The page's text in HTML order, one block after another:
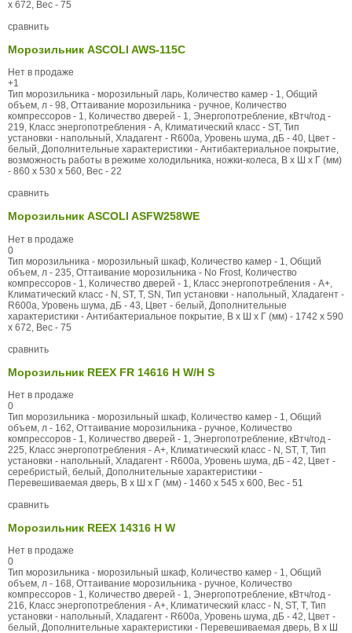
x 672, Вес - 75
сравнить
Морозильник ASCOLI AWS-115C
Нет в продаже
+1
Тип морозильника - морозильный ларь, Количество камер - 1, Общий
объем, л - 98, Оттаивание морозильника - ручное, Количество
компрессоров - 1, Количество дверей - 1, Энергопотребление, кВтч/год -
219, Класс энергопотребления - A, Климатический класс - ST, Тип
установки - напольный, Хладагент - R600a, Уровень шума, дБ - 40, Цвет -
белый, Дополнительные характеристики - Антибактериальное покрытие,
возможность работы в режиме холодильника, ножки-колеса, В x Ш x Г (мм)
- 860 x 530 x 560, Вес - 22
сравнить
Морозильник ASCOLI ASFW258WE
Нет в продаже
0
Тип морозильника - морозильный шкаф, Количество камер - 1, Общий
объем, л - 235, Оттаивание морозильника - No Frost, Количество
компрессоров - 1, Количество дверей - 1, Класс энергопотребления - А+,
Климатический класс - N, ST, T, SN, Тип установки - напольный, Хладагент -
R600a, Уровень шума, дБ - 43, Цвет - белый, Дополнительные
характеристики - Антибактериальное покрытие, В x Ш x Г (мм) - 1742 x 590
x 672, Вес - 75
сравнить
Морозильник REEX FR 14616 H W/H S
Нет в продаже
0
Тип морозильника - морозильный шкаф, Количество камер - 1, Общий
объем, л - 162, Оттаивание морозильника - ручное, Количество
компрессоров - 1, Количество дверей - 1, Энергопотребление, кВтч/год -
225, Класс энергопотребления - А+, Климатический класс - N, ST, T, Тип
установки - напольный, Хладагент - R600a, Уровень шума, дБ - 42, Цвет -
серебристый, белый, Дополнительные характеристики -
Перевешиваемая дверь, В x Ш x Г (мм) - 1460 x 545 x 600, Вес - 51
сравнить
Морозильник REEX 14316 H W
Нет в продаже
0
Тип морозильника - морозильный шкаф, Количество камер - 1, Общий
объем, л - 168, Оттаивание морозильника - ручное, Количество
компрессоров - 1, Количество дверей - 1, Энергопотребление, кВтч/год -
216, Класс энергопотребления - А+, Климатический класс - N, ST, T, Тип
установки - напольный, Хладагент - R600a, Уровень шума, дБ - 42, Цвет -
белый, Дополнительные характеристики - Перевешиваемая дверь, В x Ш